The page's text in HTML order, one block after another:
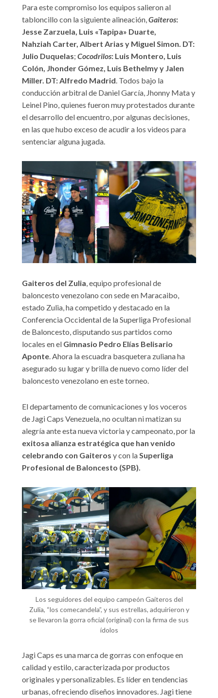
Para este compromiso los equipos salieron al
tabloncillo con la siguiente alineación,Gaiteros:
Jesse Zarzuela, Luis «Tapipa» Duarte,
Nahziah Carter, Albert Arias y Miguel Simon. DT:
Julio Duquelas; Cocodrilos: Luis Montero, Luis
Colón, Jhonder Gómez, Luis Bethelmy y Jalen
Miller. DT: Alfredo Madrid. Todos bajo la
conducción arbitral de Daniel García, Jhonny Mata y
Leinel Pino, quienes fueron muy protestados durante
el desarrollo del encuentro, por algunas decisiones,
en las que hubo exceso de acudir a los videos para
sentenciar alguna jugada.
Gaiteros del Zulia, equipo profesional de
baloncesto venezolano con sede en Maracaibo,
estado Zulia, ha competido y destacado en la
Conferencia Occidental de la Superliga Profesional
de Baloncesto, disputando sus partidos como
locales en el Gimnasio Pedro Elías Belisario
Aponte. Ahora la escuadra basquetera zuliana ha
asegurado su lugar y brilla de nuevo como líder del
baloncesto venezolano en este torneo.
El departamento de comunicaciones y los voceros
de Jagi Caps Venezuela, no ocultan ni matizan su
alegría ante esta nueva victoria y campeonato, por la
exitosa alianza estratégica que han venido
celebrando con Gaiteros y con laSuperliga
Profesional de Baloncesto (SPB).
Los seguidores del equipo campeón Gaiteros del
Zulia, “los comecandela”, y sus estrellas, adquirieron y
se llevaron la gorra oficial (original) con la firma de sus
ídolos
Jagi Caps es una marca de gorras con enfoque en
calidad y estilo, caracterizada por productos
originales y personalizables. Es líder en tendencias
urbanas, ofreciendo diseños innovadores. Jagi tiene